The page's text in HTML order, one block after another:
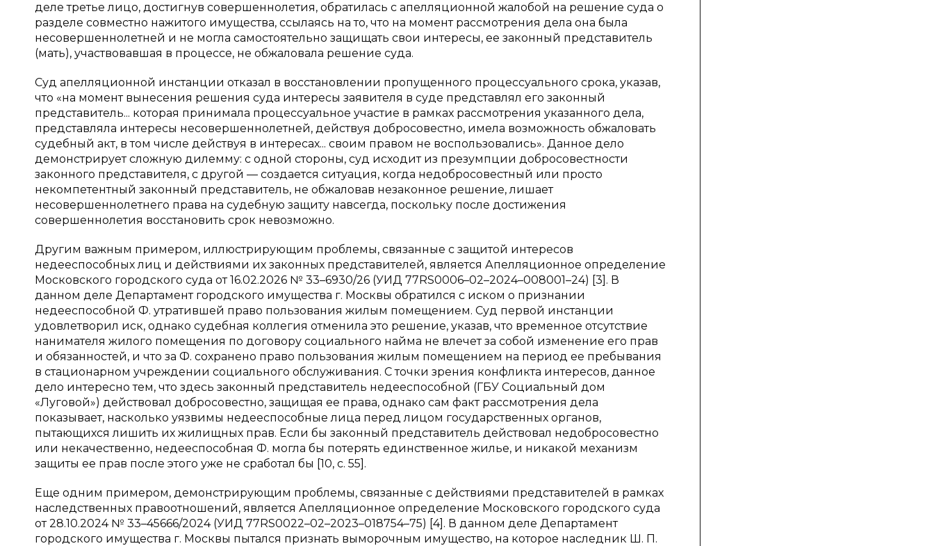
деле третье лицо, достигнув совершеннолетия, обратилась с апелляционной жалобой на решение суда о
разделе совместно нажитого имущества, ссылаясь на то, что на момент рассмотрения дела она была
несовершеннолетней и не могла самостоятельно защищать свои интересы, ее законный представитель
(мать), участвовавшая в процессе, не обжаловала решение суда.
Суд апелляционной инстанции отказал в восстановлении пропущенного процессуального срока, указав,
что «на момент вынесения решения суда интересы заявителя в суде представлял его законный
представитель... которая принимала процессуальное участие в рамках рассмотрения указанного дела,
представляла интересы несовершеннолетней, действуя добросовестно, имела возможность обжаловать
судебный акт, в том числе действуя в интересах... своим правом не воспользовались». Данное дело
демонстрирует сложную дилемму: с одной стороны, суд исходит из презумпции добросовестности
законного представителя, с другой — создается ситуация, когда недобросовестный или просто
некомпетентный законный представитель, не обжаловав незаконное решение, лишает
несовершеннолетнего права на судебную защиту навсегда, поскольку после достижения
совершеннолетия восстановить срок невозможно.
Другим важным примером, иллюстрирующим проблемы, связанные с защитой интересов
недееспособных лиц и действиями их законных представителей, является Апелляционное определение
Московского городского суда от 16.02.2026 № 33–6930/26 (УИД 77RS0006–02–2024–008001–24) [3]. В
данном деле Департамент городского имущества г. Москвы обратился с иском о признании
недееспособной Ф. утратившей право пользования жилым помещением. Суд первой инстанции
удовлетворил иск, однако судебная коллегия отменила это решение, указав, что временное отсутствие
нанимателя жилого помещения по договору социального найма не влечет за собой изменение его прав
и обязанностей, и что за Ф. сохранено право пользования жилым помещением на период ее пребывания
в стационарном учреждении социального обслуживания. С точки зрения конфликта интересов, данное
дело интересно тем, что здесь законный представитель недееспособной (ГБУ Социальный дом
«Луговой») действовал добросовестно, защищая ее права, однако сам факт рассмотрения дела
показывает, насколько уязвимы недееспособные лица перед лицом государственных органов,
пытающихся лишить их жилищных прав. Если бы законный представитель действовал недобросовестно
или некачественно, недееспособная Ф. могла бы потерять единственное жилье, и никакой механизм
защиты ее прав после этого уже не сработал бы [10, с. 55].
Еще одним примером, демонстрирующим проблемы, связанные с действиями представителей в рамках
наследственных правоотношений, является Апелляционное определение Московского городского суда
от 28.10.2024 № 33–45666/2024 (УИД 77RS0022–02–2023–018754–75) [4]. В данном деле Департамент
городского имущества г. Москвы пытался признать выморочным имущество, на которое наследник Ш. П.